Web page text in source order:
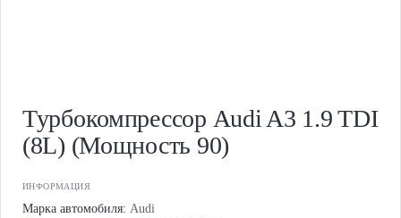
Турбокомпрессор Audi A3 1.9 TDI
(8L) (Мощность 90)
ИНФОРМАЦИЯ
Марка автомобиля: Audi